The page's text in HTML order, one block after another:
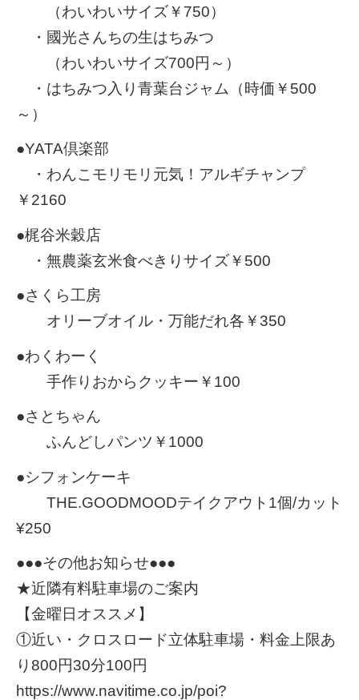
（わいわいサイズ￥750）
・國光さんちの生はちみつ
（わいわいサイズ700円～）
・はちみつ入り青葉台ジャム（時価￥500
～）
●YATA倶楽部
・わんこモリモリ元気！アルギチャンプ
￥2160
●梶谷米穀店
・無農薬玄米食べきりサイズ￥500
●さくら工房
オリーブオイル・万能だれ各￥350
●わくわーく
手作りおからクッキー￥100
●さとちゃん
ふんどしパンツ￥1000
●シフォンケーキ
THE.GOODMOODテイクアウト1個/カット
¥250
●●●その他お知らせ●●●
★近隣有料駐車場のご案内
【金曜日オススメ】
①近い・クロスロード立体駐車場・料金上限あ
り800円30分100円
https://www.navitime.co.jp/poi?